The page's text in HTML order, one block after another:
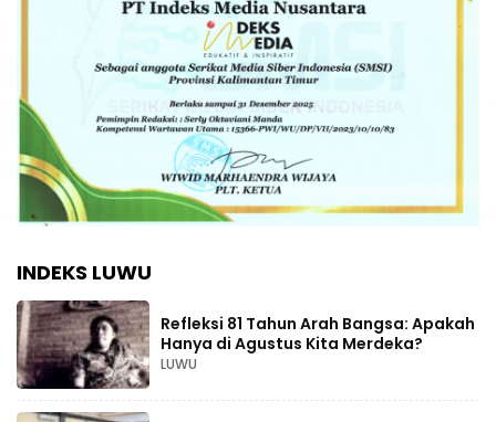
INDEKS LUWU
Refleksi 81 Tahun Arah Bangsa: Apakah
Hanya di Agustus Kita Merdeka?
LUWU